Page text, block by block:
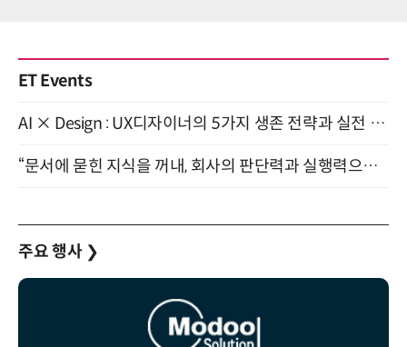
ET Events
AI × Design : UX디자이너의 5가지 생존 전략과 실전 대응 8월 28일 개최
“문서에 묻힌 지식을 꺼내, 회사의 판단력과 실행력으로 바꾸다” (8/20)
주요 행사 ❯